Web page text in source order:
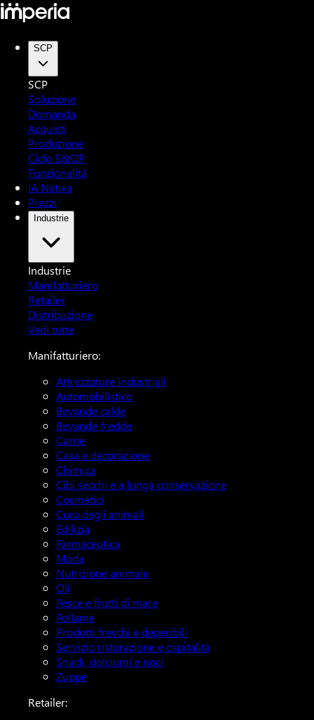
SCP
SCP
Soluzione
Domanda
Acquisti
Produzione
Ciclo S&OP
Funzionalità
IA Nativa
Prezzi
Industrie
Industrie
Manifatturiero
Retailer
Distribuzione
Vedi tutte
Manifatturiero:
Attrezzature industriali
Automobilistico
Bevande calde
Bevande fredde
Carne
Casa e decorazione
Chimica
Cibi secchi e a lunga conservazione
Cosmetici
Cura degli animali
Edilizia
Farmaceutica
Moda
Nutrizione animale
Oli
Pesce e frutti di mare
Pollame
Prodotti freschi e deperibili
Servizio ristorazione e ospitalità
Snack, dolciumi e noci
Zuppe
Retailer: